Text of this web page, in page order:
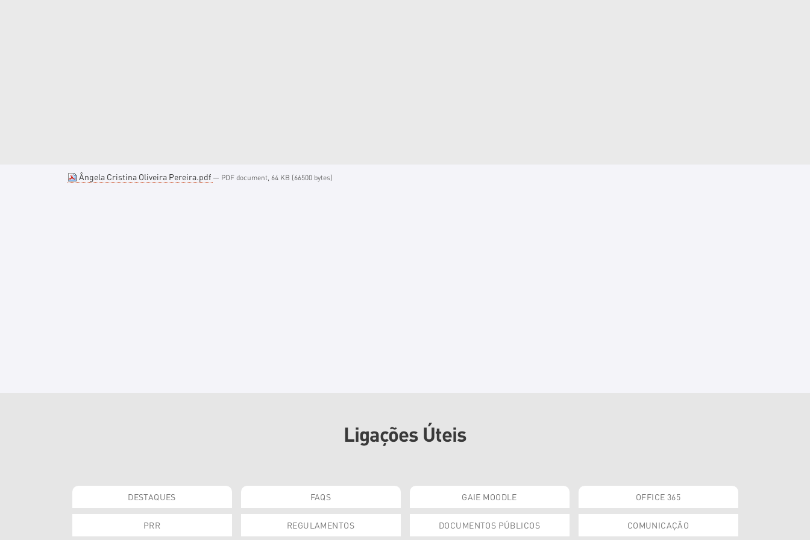
Ângela Cristina Oliveira Pereira.pdf — PDF document, 64 KB (66500 bytes)
Ligações Úteis
DESTAQUES FAQS GAIE MOODLE OFFICE 365
PRR REGULAMENTOS DOCUMENTOS PÚBLICOS COMUNICAÇÃO